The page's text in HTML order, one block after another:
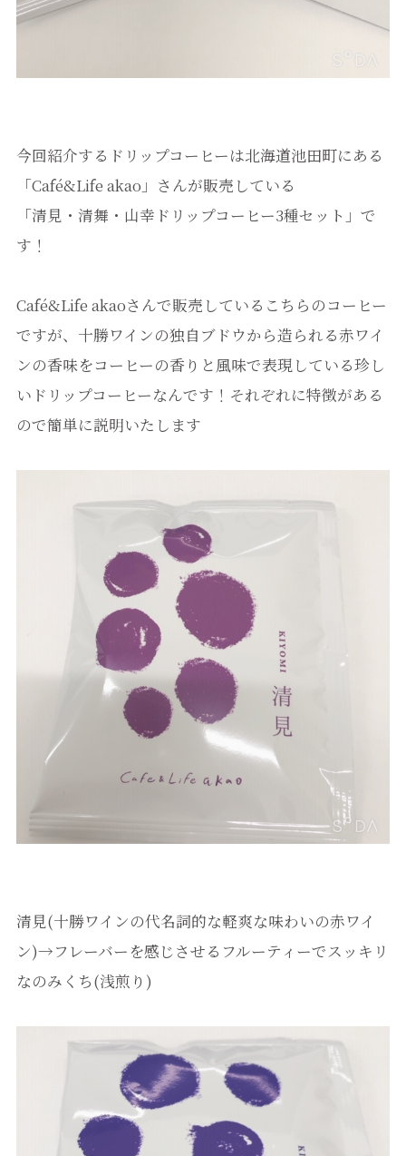
今回紹介するドリップコーヒーは北海道池田町にある
「Café&Life akao」さんが販売している
「清見・清舞・山幸ドリップコーヒー3種セット」で
す！
Café&Life akaoさんで販売しているこちらのコーヒー
ですが、十勝ワインの独自ブドウから造られる赤ワイ
ンの香味をコーヒーの香りと風味で表現している珍し
いドリップコーヒーなんです！それぞれに特徴がある
ので簡単に説明いたします
清見(十勝ワインの代名詞的な軽爽な味わいの赤ワイ
ン)→フレーバーを感じさせるフルーティーでスッキリ
なのみくち(浅煎り)